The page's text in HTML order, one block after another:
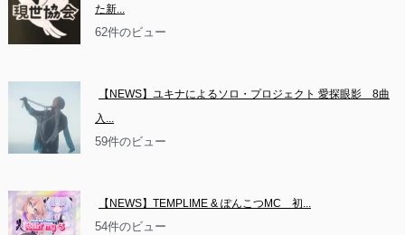
た新...
62件のビュー
【NEWS】ユキナによるソロ・プロジェクト 愛探眼影　8曲
入...
59件のビュー
【NEWS】TEMPLIME & ぽんこつMC　初...
54件のビュー